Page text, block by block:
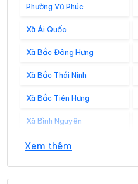
Phường Vũ Phúc
Xã Ái Quốc
Xã Bắc Đông Hưng
Xã Bắc Thái Ninh
Xã Bắc Tiên Hưng
Xã Bình Nguyên
Xã Châu Ninh
Xã Đại Đồng
Xem thêm